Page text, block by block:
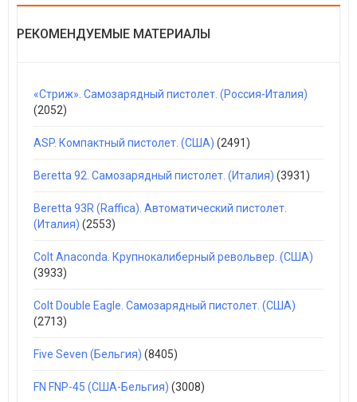
РЕКОМЕНДУЕМЫЕ МАТЕРИАЛЫ
«Стриж». Самозарядный пистолет. (Россия-Италия)
(2052)
ASP. Компактный пистолет. (США) (2491)
Beretta 92. Самозарядный пистолет. (Италия) (3931)
Beretta 93R (Raffica). Автоматический пистолет.
(Италия) (2553)
Colt Anaconda. Крупнокалиберный револьвер. (США)
(3933)
Colt Double Eagle. Самозарядный пистолет. (США)
(2713)
Five Seven (Бельгия) (8405)
FN FNP-45 (США-Бельгия) (3008)